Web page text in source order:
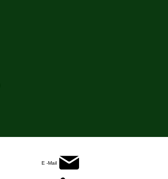
E -Mail